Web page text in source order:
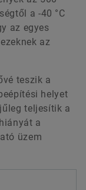
a -40 °C
az egyes
az
teszik a
helyet
teljesítik a
a
üzem